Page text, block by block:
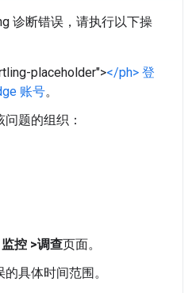
诊断错误，请执行以下操
placeholder"></ph> 登
账号。
题的组织：
控 >调查页面。
具体时间范围。